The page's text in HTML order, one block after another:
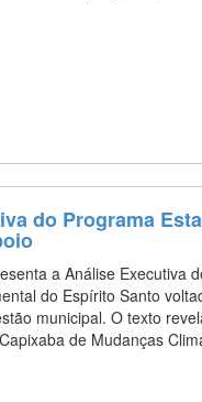
do Programa
a Análise Executiva
do Espírito Santo
municipal. O texto
de Mudanças